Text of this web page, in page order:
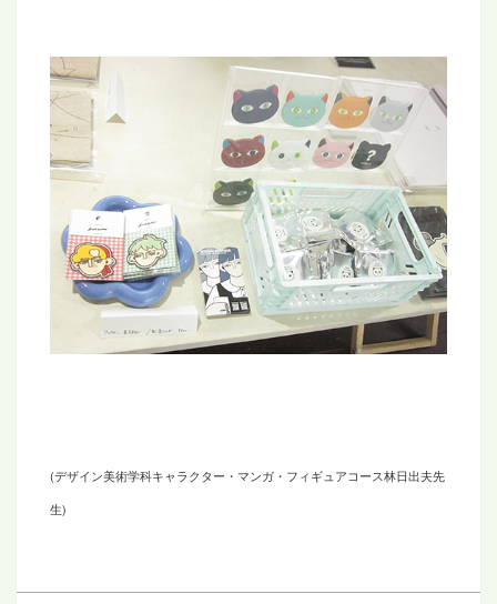
(デザイン美術学科キャラクター・マンガ・フィギュアコース林日出夫先
生)